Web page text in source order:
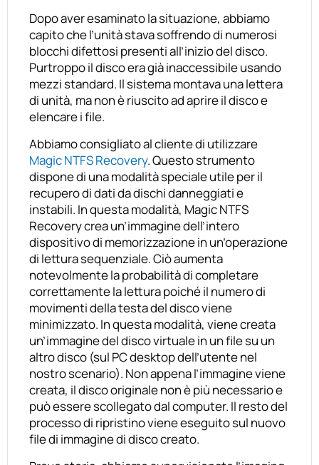
Dopo aver esaminato la situazione, abbiamo
capito che l’unità stava soffrendo di numerosi
blocchi difettosi presenti all’inizio del disco.
Purtroppo il disco era già inaccessibile usando
mezzi standard. Il sistema montava una lettera
di unità, ma non è riuscito ad aprire il disco e
elencare i file.
Abbiamo consigliato al cliente di utilizzare
Magic NTFS Recovery. Questo strumento
dispone di una modalità speciale utile per il
recupero di dati da dischi danneggiati e
instabili. In questa modalità, Magic NTFS
Recovery crea un’immagine dell’intero
dispositivo di memorizzazione in un’operazione
di lettura sequenziale. Ciò aumenta
notevolmente la probabilità di completare
correttamente la lettura poiché il numero di
movimenti della testa del disco viene
minimizzato. In questa modalità, viene creata
un’immagine del disco virtuale in un file su un
altro disco (sul PC desktop dell’utente nel
nostro scenario). Non appena l’immagine viene
creata, il disco originale non è più necessario e
può essere scollegato dal computer. Il resto del
processo di ripristino viene eseguito sul nuovo
file di immagine di disco creato.